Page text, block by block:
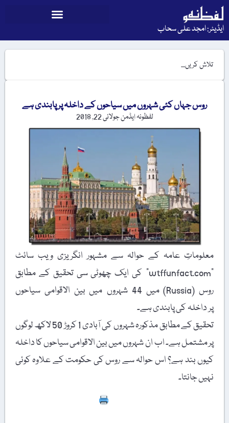
ایڈیٹر: امجد علی سحاب
روس جہاں کئی شہروں میں سیاحوں کے داخلہ پر پابندی ہے
لفظونہ ایڈمنجولائی 22, 2018
معلوماتِ عامہ کے حوالہ سے مشہور انگریزی ویب سائٹ
"wtffunfact.com” کی ایک چھوٹی سی تحقیق کے مطابق
روس (Russia) میں 44 شہروں میں بین الاقوامی سیاحوں
پر داخلہ کی پابندی ہے۔
تحقیق کے مطابق مذکورہ شہروں کی آبادی 1 کروڑ 50 لاکھ لوگوں
پر مشتمل ہے۔ اب ان شہروں میں بین الاقوامی سیاحوں کا داخلہ
کیوں بند ہے؟ اس حوالہ سے روس کی حکومت کے علاوہ کوئی
نہیں جانتا۔